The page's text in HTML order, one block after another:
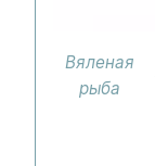
Вяленая
рыба